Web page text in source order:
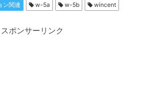
ン関連 w-5a w-5b wincent
スポンサーリンク